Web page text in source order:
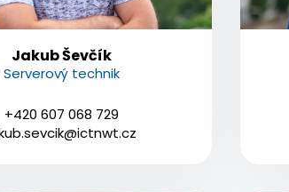
Jakub Ševčík
Serverový technik
+420 607 068 729